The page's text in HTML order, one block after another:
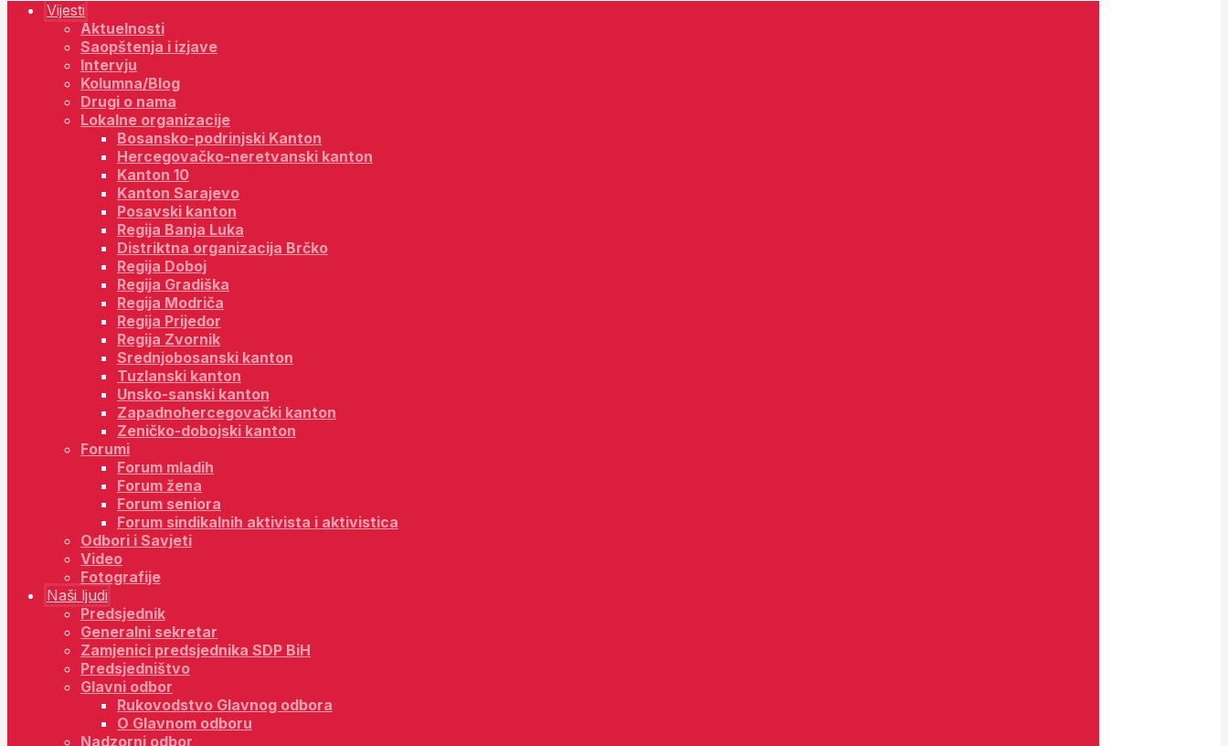
Vijesti
Aktuelnosti
Saopštenja i izjave
Intervju
Kolumna/Blog
Drugi o nama
Lokalne organizacije
Bosansko-podrinjski Kanton
Hercegovačko-neretvanski kanton
Kanton 10
Kanton Sarajevo
Posavski kanton
Regija Banja Luka
Distriktna organizacija Brčko
Regija Doboj
Regija Gradiška
Regija Modriča
Regija Prijedor
Regija Zvornik
Srednjobosanski kanton
Tuzlanski kanton
Unsko-sanski kanton
Zapadnohercegovački kanton
Zeničko-dobojski kanton
Forumi
Forum mladih
Forum žena
Forum seniora
Forum sindikalnih aktivista i aktivistica
Odbori i Savjeti
Video
Fotografije
Naši ljudi
Predsjednik
Generalni sekretar
Zamjenici predsjednika SDP BiH
Predsjedništvo
Glavni odbor
Rukovodstvo Glavnog odbora
O Glavnom odboru
Nadzorni odbor